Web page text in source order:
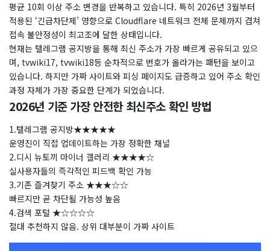
평균 10회 이상 주소 변경을 반복하고 있습니다. 특히 2026년 3월부터
적용된 ‘긴급차단제’ 영향으로 Cloudflare 네트워크 전체 문제까지 겹쳐
접속 불안정성이 최고조에 달한 상태입니다.
현재는 텔레그램 공지방을 통해 최신 주소가 가장 빠르게 공유되고 있으
며, tvwiki17, tvwiki18등 순차적으로 번호가 올라가는 패턴을 보이고
있습니다. 하지만 가짜 사이트와 피싱 페이지도 급증하고 있어 주소 확인
과정 자체가 가장 중요한 단계가 되었습니다.
2026년 기준 가장 안전한 최신주소 확인 방법
1.텔레그램 공지방★★★★★
운영진이 직접 업데이트하는 가장 정확한 채널
2.디시 뉴토끼 마이너 갤러리 ★★★★☆
실사용자들의 즉각적인 피드백 확인 가능
3.기존 즐겨찾기 주소 ★★★☆☆
빠르지만 곧 차단될 가능성 높음
4.검색 포털 ★☆☆☆☆
절대 추천하지 않음. 상위 대부분이 가짜 사이트